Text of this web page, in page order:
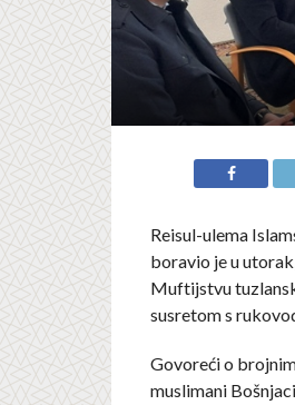
Reisul-ulema
boravio je u
Muftijstvu
susretom s
Govoreći o
muslimani